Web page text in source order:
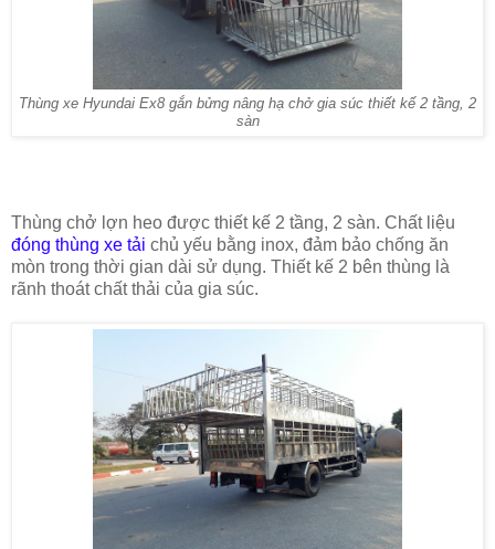
Thùng xe Hyundai Ex8 gắn bửng nâng hạ chở gia súc thiết kế 2 tầng, 2
sàn
Thùng chở lợn heo được thiết kế 2 tầng, 2 sàn. Chất liệu
đóng thùng xe tải chủ yếu bằng inox, đảm bảo chống ăn
mòn trong thời gian dài sử dụng. Thiết kế 2 bên thùng là
rãnh thoát chất thải của gia súc.